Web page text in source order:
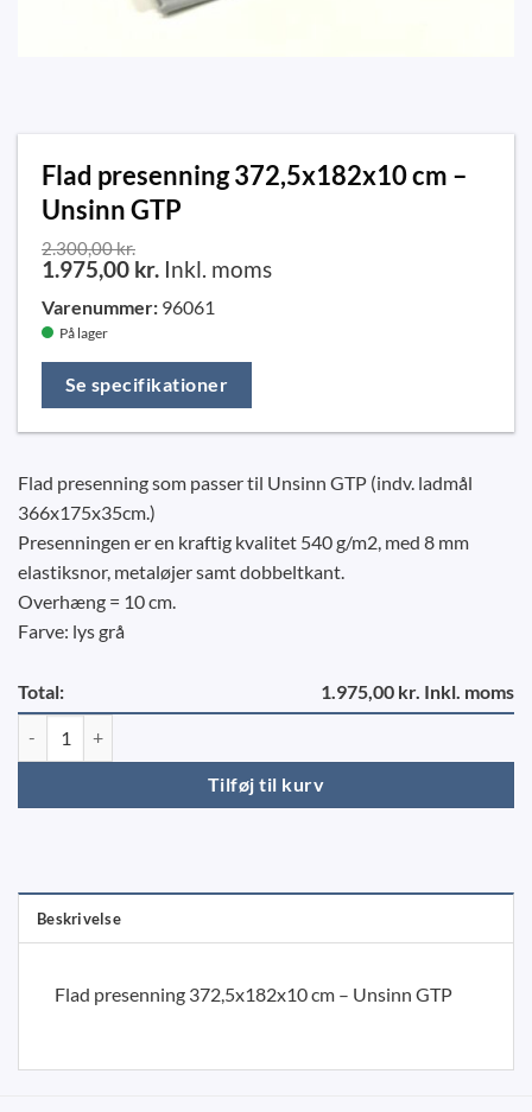
Flad presenning 372,5x182x10 cm –
Unsinn GTP
2.300,00kr.
1.975,00 kr. Inkl. moms
Varenummer: 96061
På lager
Se specifikationer
Flad presenning som passer til Unsinn GTP (indv. ladmål
366x175x35cm.)
Presenningen er en kraftig kvalitet 540 g/m2, med 8 mm
elastiksnor, metaløjer samt dobbeltkant.
Overhæng = 10 cm.
Farve: lys grå
Total: 1.975,00 kr. Inkl. moms
Tilføj til kurv
Beskrivelse
Flad presenning 372,5x182x10 cm – Unsinn GTP